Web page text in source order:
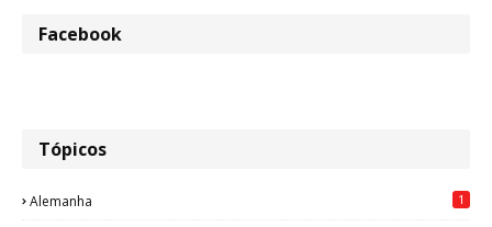
Facebook
Tópicos
Alemanha 1